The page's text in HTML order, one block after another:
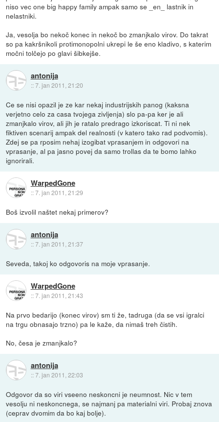
niso vec one big happy family ampak samo se _en_ lastnik in
nelastniki.
Ja, vesolja bo nekoč konec in nekoč bo zmanjkalo virov. Do takrat
so pa kakršnikoli protimonopolni ukrepi le še eno kladivo, s katerim
močni tolčejo po glavi šibkejše.
antonija
::7. jan 2011, 21:20
Ce se nisi opazil je ze kar nekaj industrijskih panog (kaksna
verjetno celo za casa tvojega zivljenja) slo pa-pa ker je ali
zmanjkalo virov, ali jih je ratalo predrago izkoriscat. Ti ni nek
fiktiven scenarij ampak del realnosti (v katero tako rad podvomis).
Zdej se pa rposim nehaj izogibat vprasanjem in odgovori na
vprasanje, al pa jasno povej da samo trollas da te bomo lahko
ignorirali.
WarpedGone
::7. jan 2011, 21:29
Boš izvolil naštet nekaj primerov?
antonija
::7. jan 2011, 21:37
Seveda, takoj ko odgovoris na moje vprasanje.
WarpedGone
::7. jan 2011, 21:43
Na prvo bedarijo (konec virov) sm ti že, tadruga (da se vsi igralci
na trgu obnasajo trzno) pa le kaže, da nimaš treh čistih.
No, česa je zmanjkalo?
antonija
::7. jan 2011, 22:03
Odgovor da so viri vseeno neskoncni je neumnost. Nic v tem
vesolju ni neskoncnega, se najmanj pa materialni viri. Probaj znova
(ceprav dvomim da bo kaj bolje).